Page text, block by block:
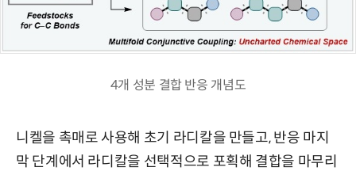
4개 성분 결합 반응 개념도
니켈을 촉매로 사용해 초기 라디칼을 만들고, 반응 마지
막 단계에서 라디칼을 선택적으로 포획해 결합을 마무리